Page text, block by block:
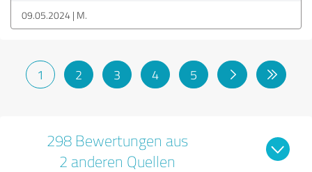
09.05.2024 M.
1 2 3 4 5
298 Bewertungen aus
2 anderen Quellen